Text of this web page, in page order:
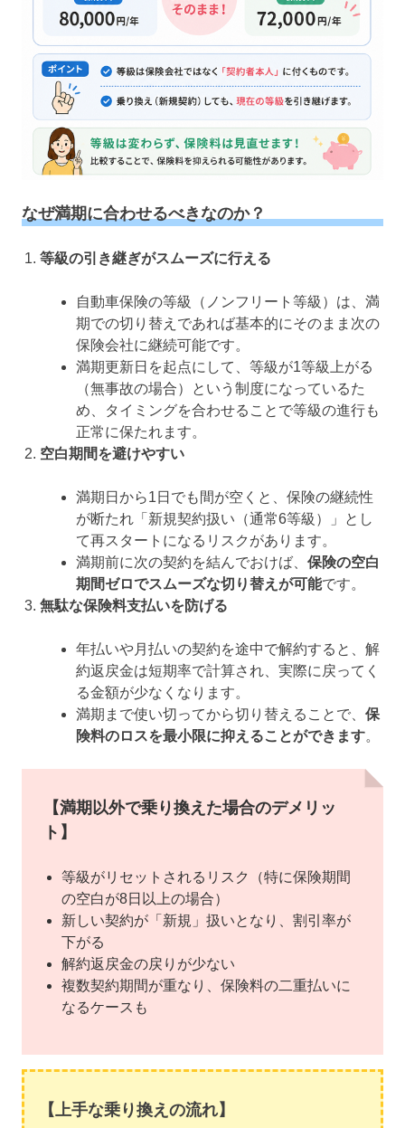
なぜ満期に合わせるべきなのか？
等級の引き継ぎがスムーズに行える
自動車保険の等級（ノンフリート等級）は、満
期での切り替えであれば基本的にそのまま次の
保険会社に継続可能です。
満期更新日を起点にして、等級が1等級上がる
（無事故の場合）という制度になっているた
め、タイミングを合わせることで等級の進行も
正常に保たれます。
空白期間を避けやすい
満期日から1日でも間が空くと、保険の継続性
が断たれ「新規契約扱い（通常6等級）」とし
て再スタートになるリスクがあります。
満期前に次の契約を結んでおけば、 保険の空白
期間ゼロでスムーズな切り替えが可能です。
無駄な保険料支払いを防げる
年払いや月払いの契約を途中で解約すると、解
約返戻金は短期率で計算され、実際に戻ってく
る金額が少なくなります。
満期まで使い切ってから切り替えることで、 保
険料のロスを最小限に抑えることができます。
【満期以外で乗り換えた場合のデメリッ
ト】
等級がリセットされるリスク（特に保険期間
の空白が8日以上の場合）
新しい契約が「新規」扱いとなり、割引率が
下がる
解約返戻金の戻りが少ない
複数契約期間が重なり、保険料の二重払いに
なるケースも
【上手な乗り換えの流れ】